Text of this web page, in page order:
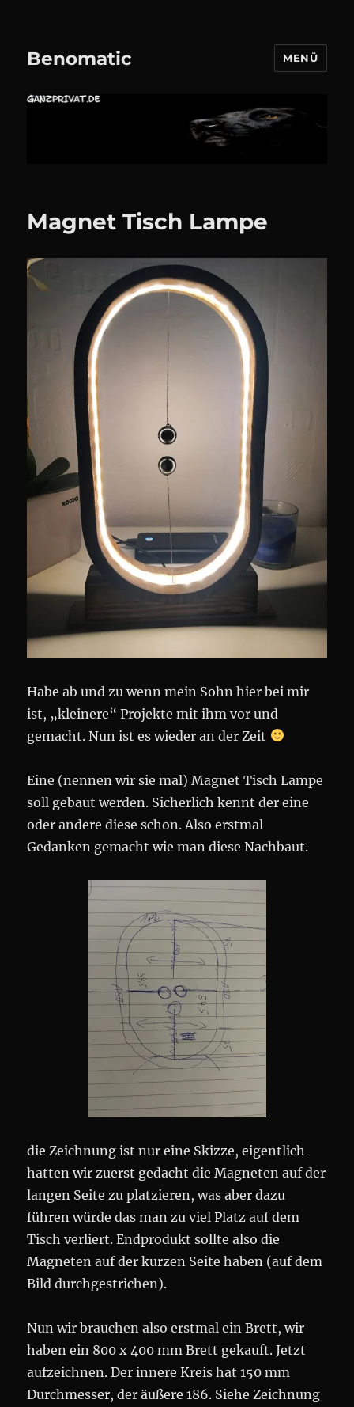
Benomatic MENÜ
Magnet Tisch Lampe
Habe ab und zu wenn mein Sohn hier bei mir
ist, „kleinere“ Projekte mit ihm vor und
gemacht. Nun ist es wieder an der Zeit
Eine (nennen wir sie mal) Magnet Tisch Lampe
soll gebaut werden. Sicherlich kennt der eine
oder andere diese schon. Also erstmal
Gedanken gemacht wie man diese Nachbaut.
die Zeichnung ist nur eine Skizze, eigentlich
hatten wir zuerst gedacht die Magneten auf der
langen Seite zu platzieren, was aber dazu
führen würde das man zu viel Platz auf dem
Tisch verliert. Endprodukt sollte also die
Magneten auf der kurzen Seite haben (auf dem
Bild durchgestrichen).
Nun wir brauchen also erstmal ein Brett, wir
haben ein 800 x 400 mm Brett gekauft. Jetzt
aufzeichnen. Der innere Kreis hat 150 mm
Durchmesser, der äußere 186. Siehe Zeichnung